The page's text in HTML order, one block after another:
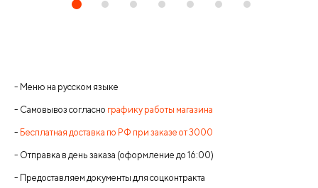
- Меню на русском языке
- Самовывоз согласно графику работы магазина
- Бесплатная доставка по РФ при заказе от 3000
- Отправка в день заказа (оформление до 16:00)
- Предоставляем документы для соцконтракта